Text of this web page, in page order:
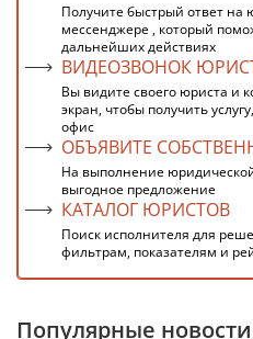
Получите быстрый ответ
мессенджере , который
дальнейших действиях
ВИДЕОЗВОНОК
Вы видите своего юриста и
экран, чтобы получить
офис
ОБЪЯВИТЕ
На выполнение
выгодное предложение
КАТАЛОГ ЮРИСТОВ
Поиск исполнителя для
фильтрам, показателям и
Популярные новости